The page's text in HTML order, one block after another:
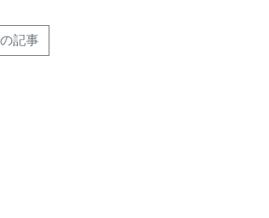
記事